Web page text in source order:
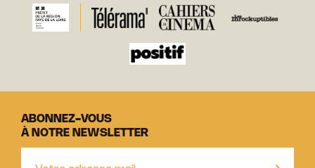
ABONNEZ-VOUS
À NOTRE NEWSLETTER